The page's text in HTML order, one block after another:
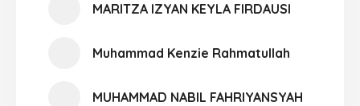
MARITZA IZYAN KEYLA FIRDAUSI
Muhammad Kenzie Rahmatullah
MUHAMMAD NABIL FAHRIYANSYAH